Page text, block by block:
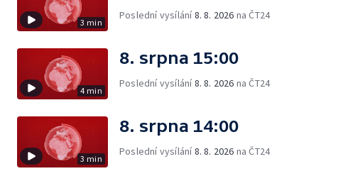
3 min
Poslední vysílání8. 8. 2026 na ČT24
4 min
8. srpna 15:00
Poslední vysílání8. 8. 2026 na ČT24
3 min
8. srpna 14:00
Poslední vysílání8. 8. 2026 na ČT24